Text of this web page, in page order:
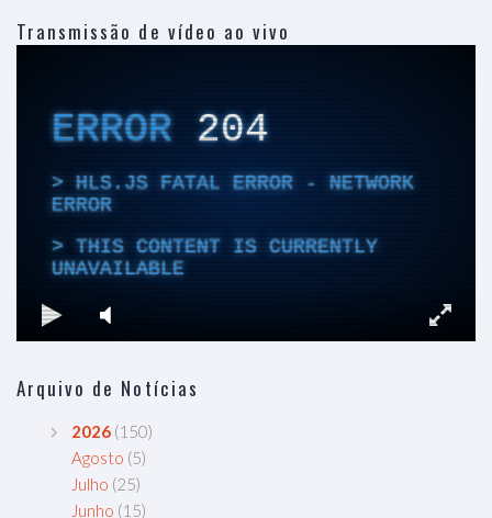
Transmissão de vídeo ao vivo
Arquivo de Notícias
2026 (150)
Agosto (5)
Julho (25)
Junho (15)